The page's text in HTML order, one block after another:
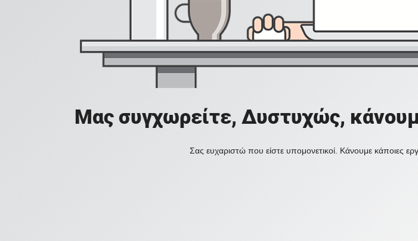
Μας συγχωρείτε, Δυστυχώς,
Σας ευχαριστώ που είστε υπομονετικοί. Κάνουμε κάποιες